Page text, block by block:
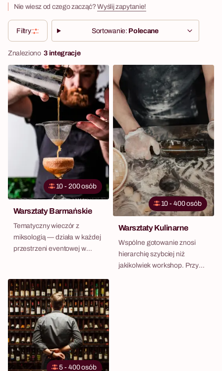
Nie wiesz od czego zacząć?Wyślij zapytanie!
Filtry Sortowanie: Polecane
Znaleziono3 integracje
10 - 200 osób
Warsztaty Barmańskie
Tematyczny wieczór z
miksologią — działa w każdej
przestrzeni eventowej w
10 - 400 osób
Warsztaty Kulinarne
Wspólne gotowanie znosi
hierarchię szybciej niż
jakikolwiek workshop. Przy
5 - 400 osób